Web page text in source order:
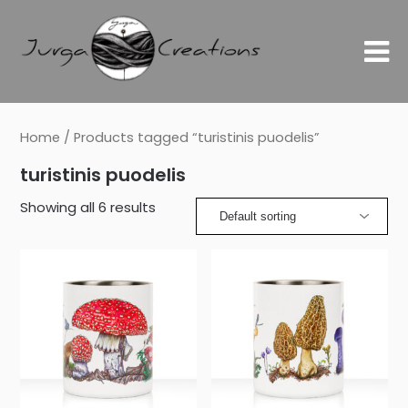
Home / Products tagged “turistinis puodelis”
turistinis puodelis
Showing all 6 results